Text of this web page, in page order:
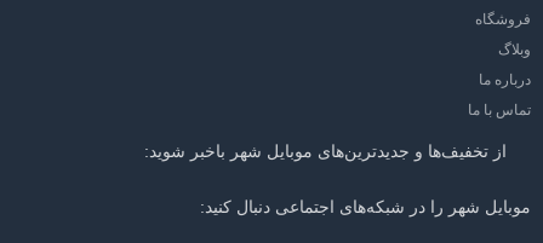
فروشگاه
وبلاگ
درباره ما
تماس با ما
از تخفیف‌ها و جدیدترین‌های موبایل شهر باخبر شوید:
موبایل شهر را در شبکه‌های اجتماعی دنبال کنید: